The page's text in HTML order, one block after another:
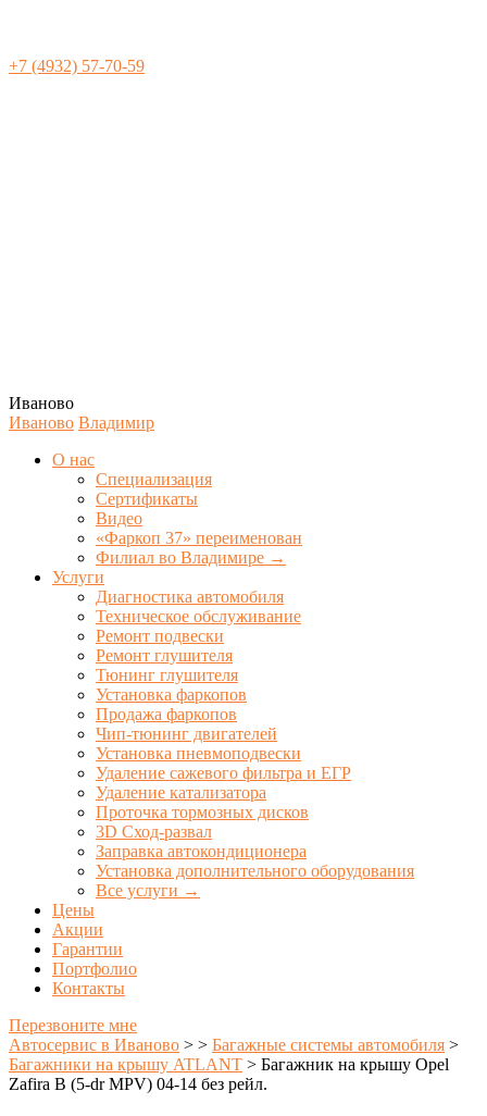
+7 (4932) 57-70-59
Иваново
Иваново Владимир
О нас
Специализация
Сертификаты
Видео
«Фаркоп 37» переименован
Филиал во Владимире →
Услуги
Диагностика автомобиля
Техническое обслуживание
Ремонт подвески
Ремонт глушителя
Тюнинг глушителя
Установка фаркопов
Продажа фаркопов
Чип-тюнинг двигателей
Установка пневмоподвески
Удаление сажевого фильтра и ЕГР
Удаление катализатора
Проточка тормозных дисков
3D Сход-развал
Заправка автокондиционера
Установка дополнительного оборудования
Все услуги →
Цены
Акции
Гарантии
Портфолио
Контакты
Перезвоните мне
Автосервис в Иваново > > Багажные системы автомобиля >
Багажники на крышу ATLANT > Багажник на крышу Opel
Zafira B (5-dr MPV) 04-14 без рейл.